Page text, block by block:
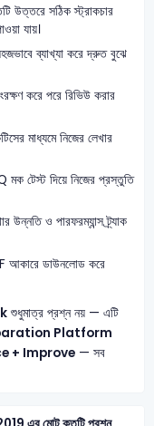
উত্তরে সঠিক স্ট্রাকচার
যায়।
ব্যাখ্যা করে দ্রুত বুঝে
করে পরে রিভিউ করার
মাধ্যমে নিজের লেখার
মক টেস্ট দিয়ে নিজের প্রস্তুতি
ও পারফরম্যান্স ট্র্যাক
ডাউনলোড করে
শুধুমাত্র প্রশ্ন নয় — এটি
Platform
+ Improve— সব